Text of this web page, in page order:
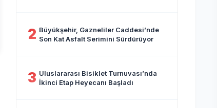
2 Büyükşehir, Gazneliler Caddesi’nde
Son Kat Asfalt Serimini Sürdürüyor
3 Uluslararası Bisiklet Turnuvası’nda
İkinci Etap Heyecanı Başladı